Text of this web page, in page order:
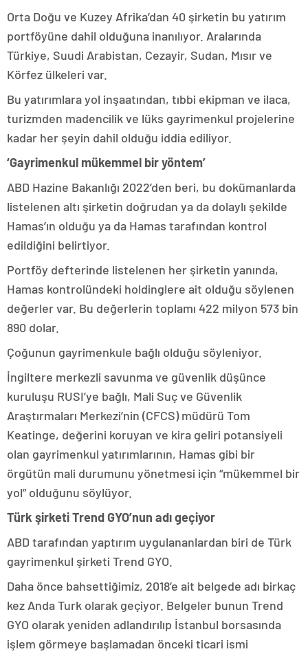
Orta Doğu ve Kuzey Afrika’dan 40 şirketin bu yatırım
portföyüne dahil olduğuna inanılıyor. Aralarında
Türkiye, Suudi Arabistan, Cezayir, Sudan, Mısır ve
Körfez ülkeleri var.
Bu yatırımlara yol inşaatından, tıbbi ekipman ve ilaca,
turizmden madencilik ve lüks gayrimenkul projelerine
kadar her şeyin dahil olduğu iddia ediliyor.
‘Gayrimenkul mükemmel bir yöntem’
ABD Hazine Bakanlığı 2022’den beri, bu dokümanlarda
listelenen altı şirketin doğrudan ya da dolaylı şekilde
Hamas’ın olduğu ya da Hamas tarafından kontrol
edildiğini belirtiyor.
Portföy defterinde listelenen her şirketin yanında,
Hamas kontrolündeki holdinglere ait olduğu söylenen
değerler var. Bu değerlerin toplamı 422 milyon 573 bin
890 dolar.
Çoğunun gayrimenkule bağlı olduğu söyleniyor.
İngiltere merkezli savunma ve güvenlik düşünce
kuruluşu RUSI’ye bağlı, Mali Suç ve Güvenlik
Araştırmaları Merkezi’nin (CFCS) müdürü Tom
Keatinge, değerini koruyan ve kira geliri potansiyeli
olan gayrimenkul yatırımlarının, Hamas gibi bir
örgütün mali durumunu yönetmesi için “mükemmel bir
yol” olduğunu söylüyor.
Türk şirketi Trend GYO’nun adı geçiyor
ABD tarafından yaptırım uygulananlardan biri de Türk
gayrimenkul şirketi Trend GYO.
Daha önce bahsettiğimiz, 2018’e ait belgede adı birkaç
kez Anda Turk olarak geçiyor. Belgeler bunun Trend
GYO olarak yeniden adlandırılıp İstanbul borsasında
işlem görmeye başlamadan önceki ticari ismi